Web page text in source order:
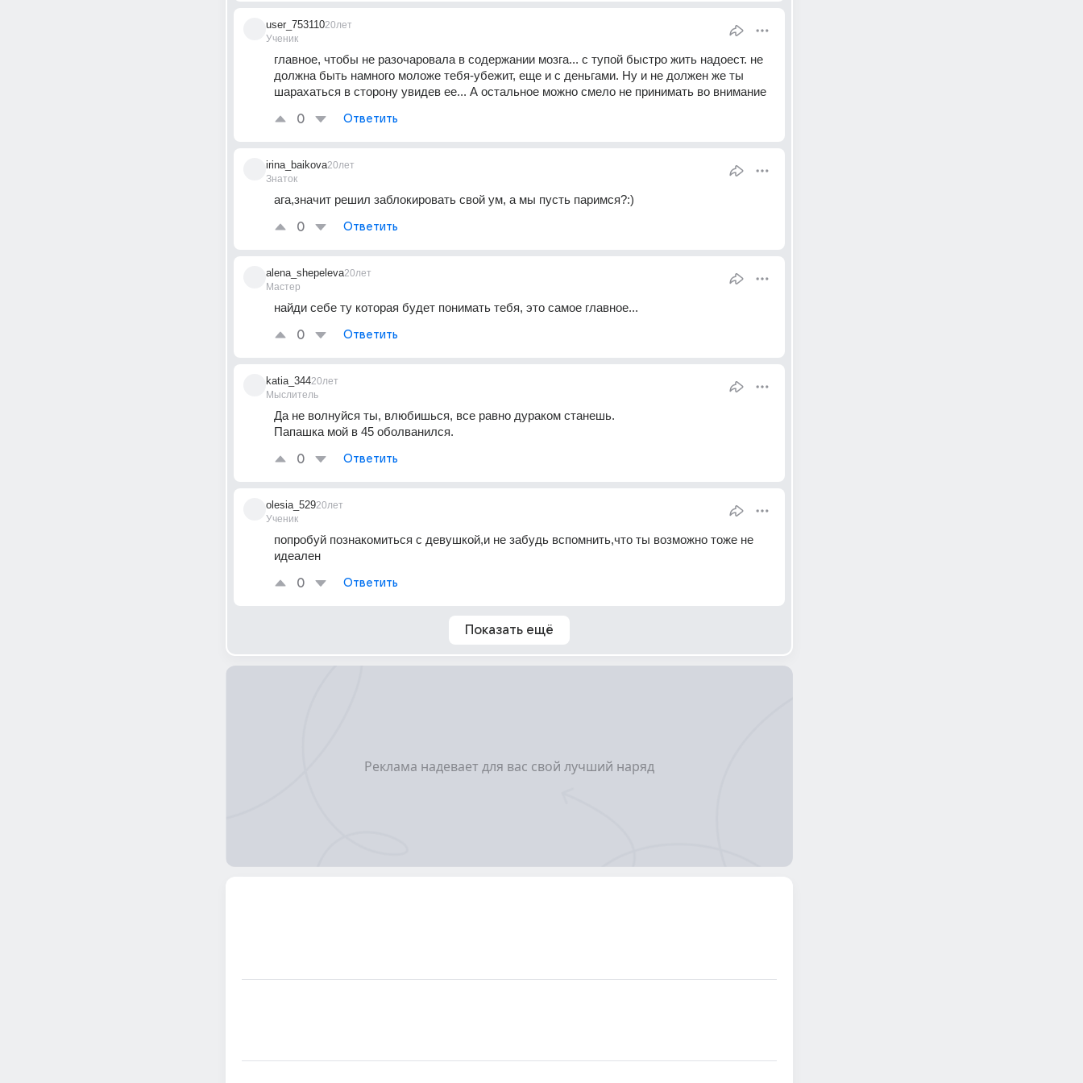
user_753110
Ученик
20лет
главное, чтобы не разочаровала в содержании мозга... с тупой быстро жить надоест. не
должна быть намного моложе тебя-убежит, еще и с деньгами. Ну и не должен же ты
шарахаться в сторону увидев ее... А остальное можно смело не принимать во внимание
0 Ответить
irina_baikova
Знаток
20лет
ага,значит решил заблокировать свой ум, а мы пусть паримся?:)
0 Ответить
alena_shepeleva
Мастер
20лет
найди себе ту которая будет понимать тебя, это самое главное...
0 Ответить
katia_344
Мыслитель
20лет
Да не волнуйся ты, влюбишься, все равно дураком станешь.
Папашка мой в 45 оболванился.
0 Ответить
olesia_529
Ученик
20лет
попробуй познакомиться с девушкой,и не забудь вспомнить,что ты возможно тоже не
идеален
0 Ответить
Показать ещё